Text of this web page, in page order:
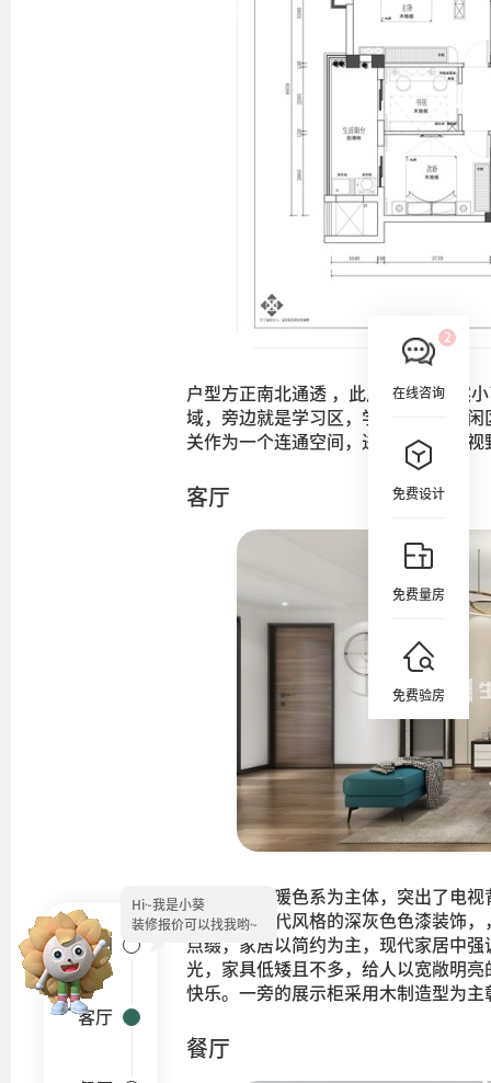
在线咨询
免费设计
免费量房
免费验房
户型方正南北通透 ，此户型面积虽然
域，旁边就是学习区，学习累了在休
关作为一个连通空间，进门之后空间视
客厅
客厅地面以暖色系为主体，突出了电
则以充满现代风格的深灰色色漆装饰
点缀，家居以简约为主，现代家居中
光，家具低矮且不多，给人以宽敞明
快乐。一旁的展示柜采用木制造型为
餐厅
户型图
客厅
Hi~我是小葵
装修报价可以找我哟~